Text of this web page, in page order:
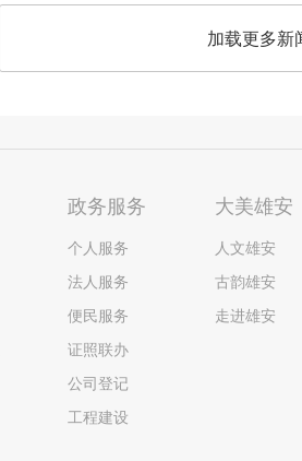
加载更多新
政务服务
个人服务
法人服务
便民服务
证照联办
公司登记
工程建设
大美雄安
人文雄安
古韵雄安
走进雄安